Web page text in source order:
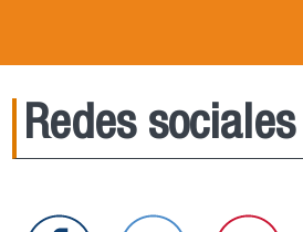
Redes sociales